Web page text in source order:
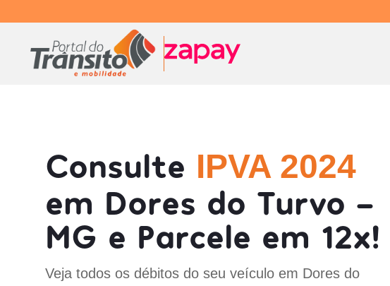
Consulte IPVA 2024
em Dores do Turvo -
MG e Parcele em 12x!
Veja todos os débitos do seu veículo em Dores do